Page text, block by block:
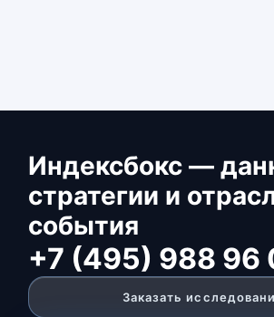
Индексбокс —
стратегии и
события
+7 (495) 988 96
Заказать